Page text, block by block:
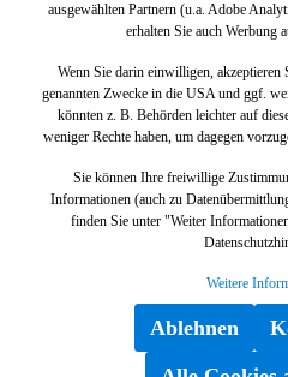
ausgewählten Partnern (u.a. Adobe
erhalten Sie auch Werbung
Wenn Sie darin einwilligen, akzeptieren
genannten Zwecke in die USA und ggf.
könnten z. B. Behörden leichter auf
weniger Rechte haben, um dagegen
Sie können Ihre freiwillige
Informationen (auch zu
finden Sie unter "Weiter
Weitere
Ablehnen